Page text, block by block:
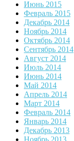
Июнь 2015
Февраль 2015
Декабрь 2014
Ноябрь 2014
Октябрь 2014
Сентябрь 2014
Август 2014
Июль 2014
Июнь 2014
Май 2014
Апрель 2014
Март 2014
Февраль 2014
Январь 2014
Декабрь 2013
Ноябрь 2013